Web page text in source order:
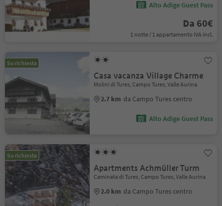
Alto Adige Guest Pass
Da 60€
1 notte / 1 appartamento IVA incl.
Su richiesta
Casa vacanza Village Charme
Molini di Tures, Campo Tures, Valle Aurina
2.7 km da Campo Tures centro
Alto Adige Guest Pass
Su richiesta
Apartments Achmüller Turm
Caminata di Tures, Campo Tures, Valle Aurina
2.0 km da Campo Tures centro